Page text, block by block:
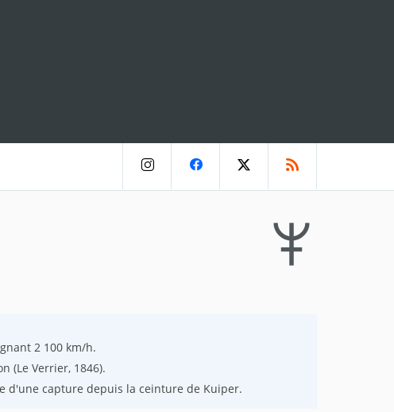
2 100 km/h.
(Le Verrier, 1846).
d'une capture depuis la ceinture de Kuiper.